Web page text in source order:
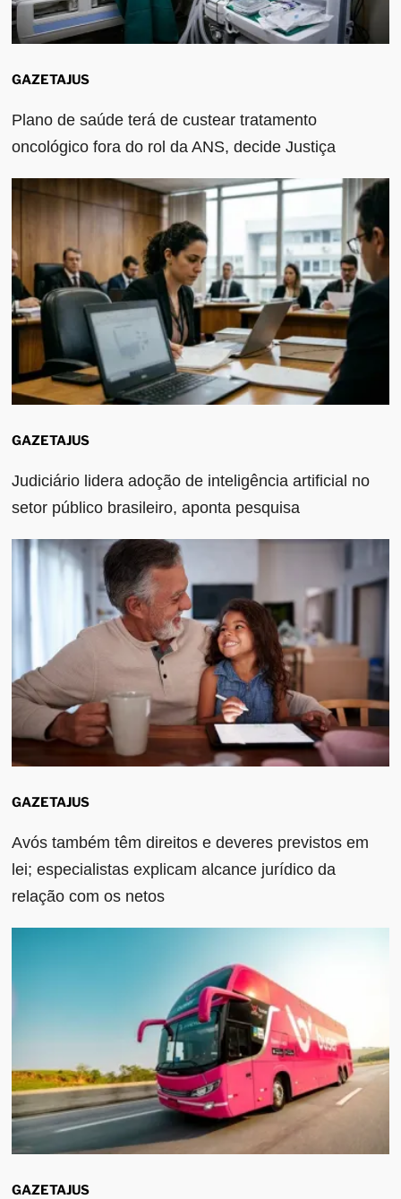
GAZETAJUS
Plano de saúde terá de custear tratamento
oncológico fora do rol da ANS, decide Justiça
GAZETAJUS
Judiciário lidera adoção de inteligência artificial no
setor público brasileiro, aponta pesquisa
GAZETAJUS
Avós também têm direitos e deveres previstos em
lei; especialistas explicam alcance jurídico da
relação com os netos
GAZETAJUS